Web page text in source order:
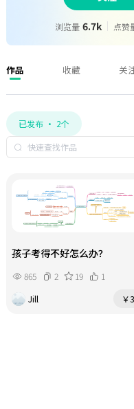
浏览量 6.7k 点赞
作品 收藏 关
已发布 · 2个
孩子考得不好怎么办？
865 2 19
1
Jill
￥3